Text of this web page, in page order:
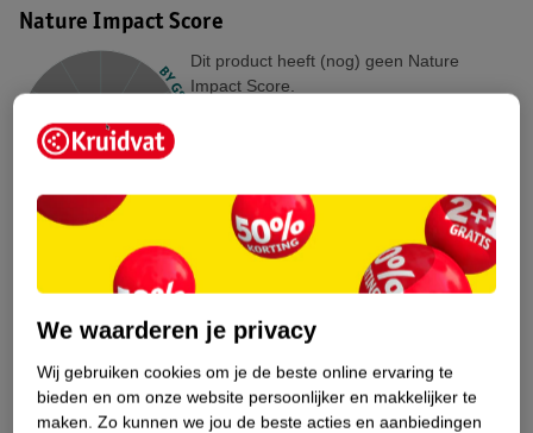
Nature Impact Score
Dit product heeft (nog) geen Nature
Impact Score.
Bestel & Bezorginformatie
Bekijk ook
Alle Deospray
Hoe controleren wij de reviews?
We waarderen je privacy
Wij gebruiken cookies om je de beste online ervaring te
bieden en om onze website persoonlijker en makkelijker te
maken. Zo kunnen we jou de beste acties en aanbiedingen